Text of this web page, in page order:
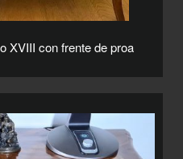
XVIII con frente de proa